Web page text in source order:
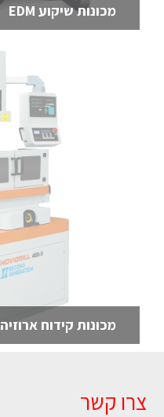
מכונות שיקוע EDM
מכונות קידוח ארוזיה EDM
צרו קשר